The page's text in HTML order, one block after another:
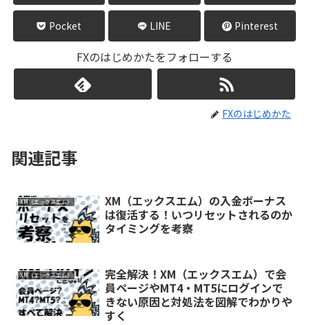
Pocket LINE Pinterest
FXのはじめかたをフォローする
FXのはじめかた
関連記事
XM（エックスエム）
XM（エックスエム）の入金ボーナス
は復活する！いつリセットされるのか
タイミングを考察
XM（エックスエム）
完全解決！XM（エックスエム）で会
員ページやMT4・MT5にログインで
きない原因と対処法を図解でわかりや
すく